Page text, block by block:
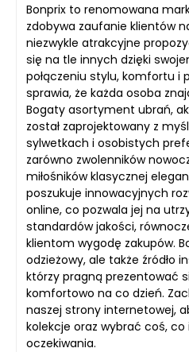
Bonprix to renomowana
zdobywa zaufanie klientów
niezwykle atrakcyjne
się na tle innych dzięki
połączeniu stylu, komfortu i
sprawia, że każda osoba
Bogaty asortyment ubrań,
został zaprojektowany z
sylwetkach i osobistych
zarówno zwolenników
miłośników klasycznej
poszukuje innowacyjnych
online, co pozwala jej na
standardów jakości,
klientom wygodę zakupów.
odzieżowy, ale także źródło
którzy pragną prezentować
komfortowo na co dzień.
naszej strony internetowej,
kolekcje oraz wybrać coś, co
oczekiwania.